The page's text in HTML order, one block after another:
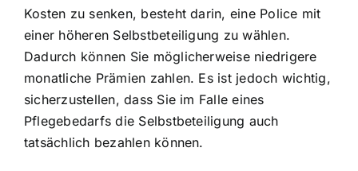
Kosten zu senken, besteht darin, eine Police mit
einer höheren Selbstbeteiligung zu wählen.
Dadurch können Sie möglicherweise niedrigere
monatliche Prämien zahlen. Es ist jedoch wichtig,
sicherzustellen, dass Sie im Falle eines
Pflegebedarfs die Selbstbeteiligung auch
tatsächlich bezahlen können.